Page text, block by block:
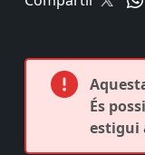
És
estigui